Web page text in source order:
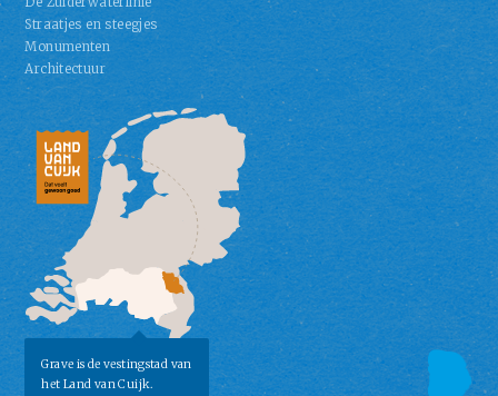
Straatjes en steegjes
Monumenten
Architectuur
Grave is de vestingstad van
het Land van Cuijk.